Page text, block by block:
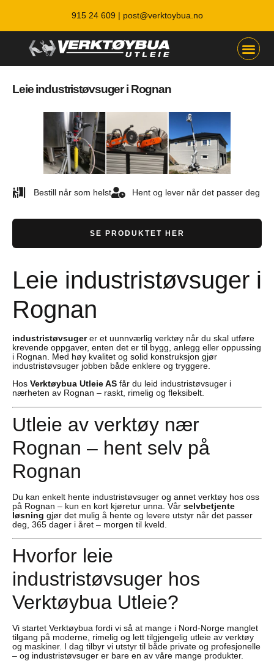
915 24 609 | post@verktoybua.no
Leie industristøvsuger i Rognan
Bestill når som helst Hent og lever når det passer deg
SE PRODUKTET HER
Leie industristøvsuger i
Rognan
industristøvsugerer et uunnværlig verktøy når du skal utføre
krevende oppgaver, enten det er til bygg, anlegg eller oppussing
i Rognan. Med høy kvalitet og solid konstruksjon gjør
industristøvsuger jobben både enklere og tryggere.
Hos Verktøybua Utleie AS får du leid industristøvsuger i
nærheten av Rognan – raskt, rimelig og fleksibelt.
Utleie av verktøy nær
Rognan – hent selv på
Rognan
Du kan enkelt hente industristøvsuger og annet verktøy hos oss
på Rognan – kun en kort kjøretur unna. Vår selvbetjente
løsning gjør det mulig å hente og levere utstyr når det passer
deg, 365 dager i året – morgen til kveld.
Hvorfor leie
industristøvsuger hos
Verktøybua Utleie?
Vi startet Verktøybua fordi vi så at mange i Nord-Norge manglet
tilgang på moderne, rimelig og lett tilgjengelig utleie av verktøy
og maskiner. I dag tilbyr vi utstyr til både private og profesjonelle
– og industristøvsuger er bare en av våre mange produkter.